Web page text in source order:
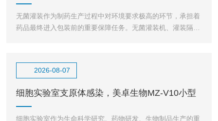
化灭菌解决无菌罐
无菌灌装作为制药生产过程中对环境要求极高的环节，承担着
药品最终进入包装前的重要保障任务。无菌灌装机、灌装隔离
2026-08-07
细胞实验室支原体感染，美卓生物MZ-V10小型
汽化灭菌器根本
细胞实验室作为生命科学研究、药物研发、生物制品生产的重